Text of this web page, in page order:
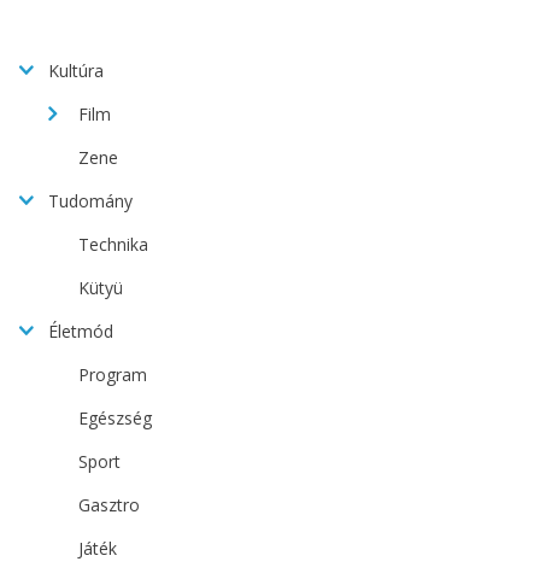
Kultúra
Film
Zene
Tudomány
Technika
Kütyü
Életmód
Program
Egészség
Sport
Gasztro
Játék